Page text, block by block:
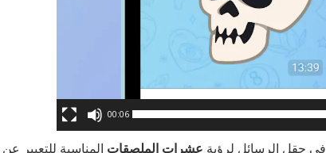
00:06
في حقل الرسائل لرؤية عشرات الملصقات المناسبة للتعبير